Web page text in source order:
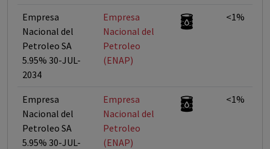
Empresa
Nacional del
Petroleo SA
5.95% 30-JUL-
2034
Empresa
Nacional del
Petroleo
(ENAP)
<1%
Empresa
Nacional del
Petroleo SA
5.95% 30-JUL-
Empresa
Nacional del
Petroleo
(ENAP)
<1%